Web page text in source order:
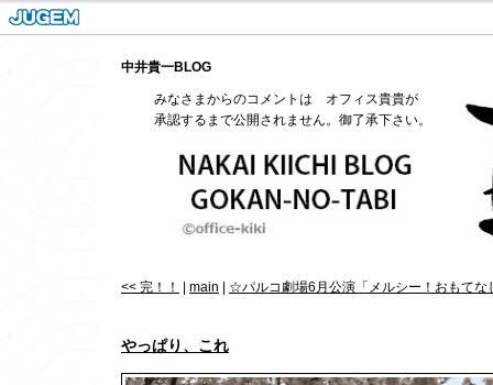
中井貴一BLOG
みなさまからのコメントは オフィス貴貴が
承認するまで公開されません。御了承下さい。
<< 完！！ main ☆パルコ劇場6月公演「メルシー！おもてな
やっぱり、これ